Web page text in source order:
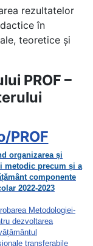
rezultatelor
în
teoretice și
PROF –
PROF
organizarea și
metodic precum și a
componente
2022-2023
Metodologiei-
dezvoltarea
transferabile